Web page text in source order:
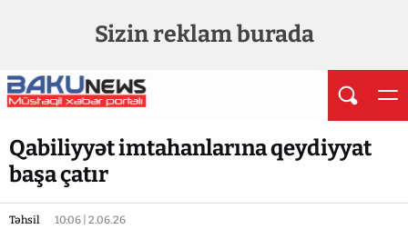
Sizin reklam burada
Qabiliyyət imtahanlarına qeydiyyat
başa çatır
Təhsil 10:06 | 2.06.26